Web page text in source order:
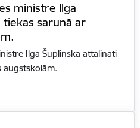
ministre Ilga
sarunā ar
Ilga Šuplinska attālināti
augstskolām.